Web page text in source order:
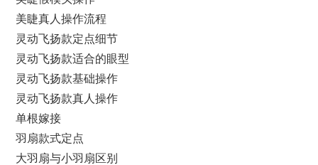
美睫真人操作流程
灵动飞扬款定点细节
灵动飞扬款适合的眼型
灵动飞扬款基础操作
灵动飞扬款真人操作
单根嫁接
羽扇款式定点
大羽扇与小羽扇区别